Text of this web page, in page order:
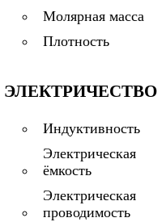
Молярная масса
Плотность
ЭЛЕКТРИЧЕСТВО
Индуктивность
Электрическая
ёмкость
Электрическая
проводимость